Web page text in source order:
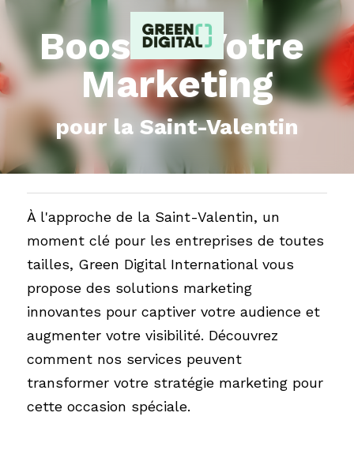
Boostez Votre
Marketing
pour la Saint-Valentin
À l'approche de la Saint-Valentin, un
moment clé pour les entreprises de toutes
tailles, Green Digital International vous
propose des solutions marketing
innovantes pour captiver votre audience et
augmenter votre visibilité. Découvrez
comment nos services peuvent
transformer votre stratégie marketing pour
cette occasion spéciale.